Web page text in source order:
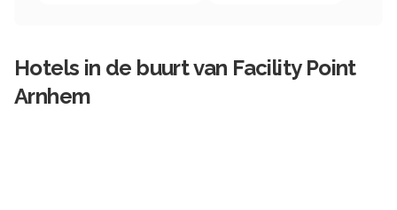
Hotels in de buurt van Facility Point
Arnhem